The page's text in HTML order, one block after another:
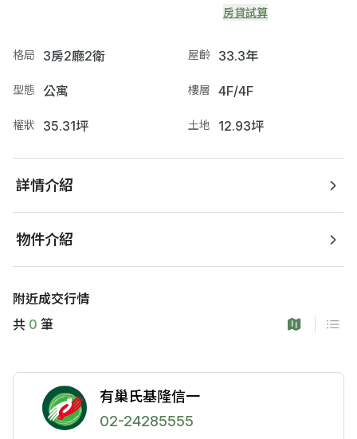
房貸試算
格局 3房2廳2衛 屋齡 33.3年
型態 公寓 樓層 4F/4F
權狀 35.31坪 土地 12.93坪
詳情介紹
物件介紹
附近成交行情
共 0 筆
有巢氏基隆信一
02-24285555